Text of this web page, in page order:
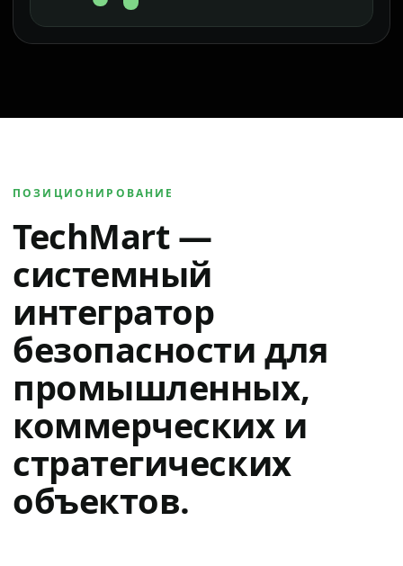
ПОЗИЦИОНИРОВАНИЕ
TechMart —
системный
интегратор
безопасности для
промышленных,
коммерческих и
стратегических
объектов.